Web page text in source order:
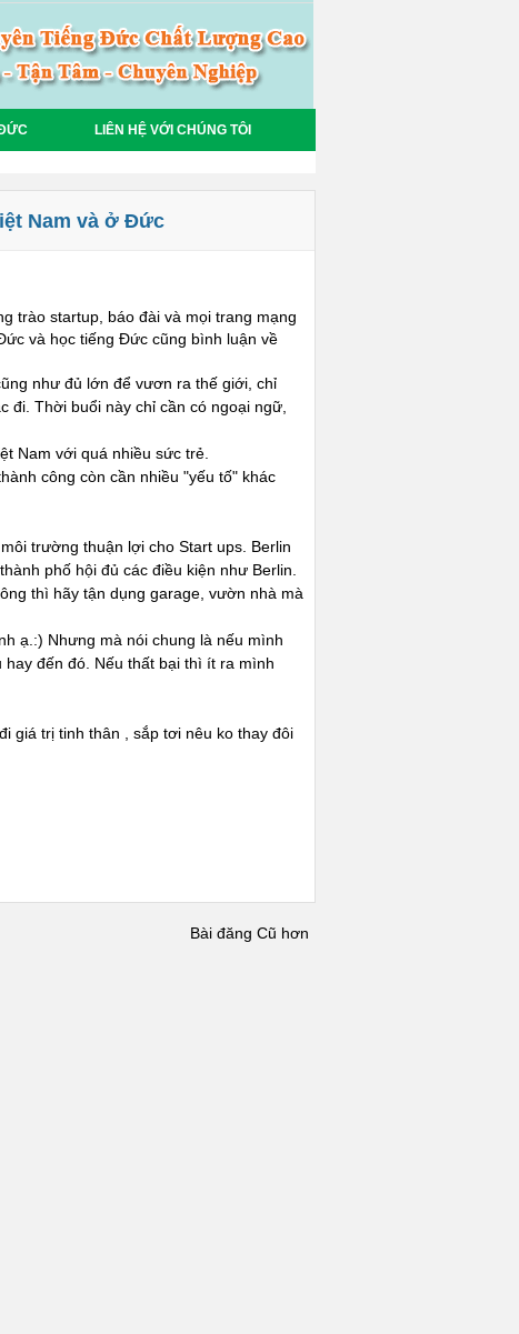
LIÊN HỆ VỚI CHÚNG TÔI
Nam và ở Đức
trào startup, báo đài và mọi trang mạng
và học tiếng Đức cũng bình luận về
như đủ lớn để vươn ra thế giới, chỉ
đi. Thời buổi này chỉ cần có ngoại ngữ,
Nam với quá nhiều sức trẻ.
công còn cần nhiều "yếu tố" khác
trường thuận lợi cho Start ups. Berlin
phố hội đủ các điều kiện như Berlin.
thì hãy tận dụng garage, vườn nhà mà
ạ.:) Nhưng mà nói chung là nếu mình
đến đó. Nếu thất bại thì ít ra mình
giá trị tinh thân , sắp tơi nêu ko thay đôi
Bài đăng Cũ hơn